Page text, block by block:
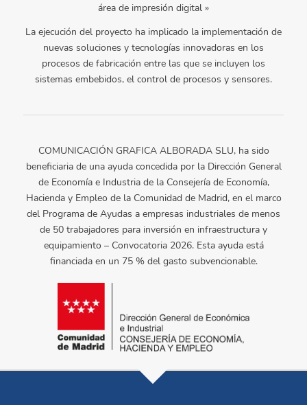
área de impresión digital »
La ejecución del proyecto ha implicado la implementación de
nuevas soluciones y tecnologías innovadoras en los
procesos de fabricación entre las que se incluyen los
sistemas embebidos, el control de procesos y sensores.
COMUNICACIÓN GRAFICA ALBORADA SLU, ha sido
beneficiaria de una ayuda concedida por la Dirección General
de Economía e Industria de la Consejería de Economía,
Hacienda y Empleo de la Comunidad de Madrid, en el marco
del Programa de Ayudas a empresas industriales de menos
de 50 trabajadores para inversión en infraestructura y
equipamiento – Convocatoria 2026. Esta ayuda está
financiada en un 75 % del gasto subvencionable.